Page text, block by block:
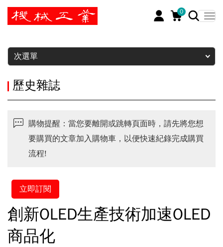
0
暫停
次選單
歷史雜誌
購物提醒：當您要離開或跳轉頁面時，請先將您想
要購買的文章加入購物車，以便快速紀錄完成購買
流程!
立即訂閱
創新OLED生產技術加速OLED
商品化